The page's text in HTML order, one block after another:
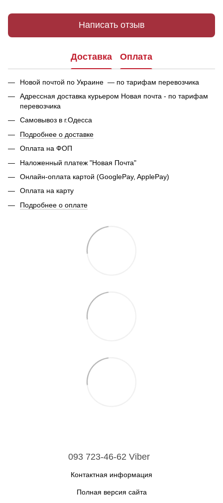
Написать отзыв
Доставка Оплата
Новой почтой по Украине — по тарифам перевозчика
Адрессная доставка курьером Новая почта - по тарифам
перевозчика
Самовывоз в г.Одесса
Подробнее о доставке
Оплата на ФОП
Наложенный платеж "Новая Почта"
Онлайн-оплата картой (GooglePay, ApplePay)
Оплата на карту
Подробнее о оплате
093 723-46-62 Viber
Контактная информация
Полная версия сайта